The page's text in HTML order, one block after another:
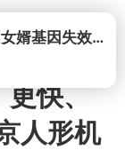
打开 潘长江基因改良翻车！1米83女婿基因失效，12岁外孙身高只到姥爷下巴
更快、
人形机